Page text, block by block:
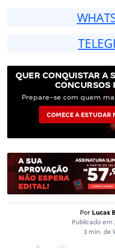
QUER CONQUISTAR A
CONCURSOS
Prepare-se com quem
COMECE A ESTUDAR
Por Lucas
Publicado em
3 min. de